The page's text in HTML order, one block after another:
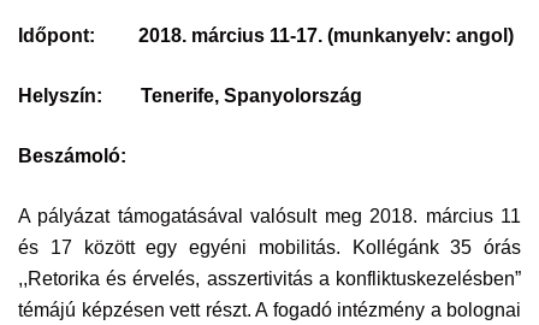
Időpont: 2018. március 11-17. (munkanyelv: angol)
Helyszín: Tenerife, Spanyolország
Beszámoló:
A pályázat támogatásával valósult meg 2018. március 11
és 17 között egy egyéni mobilitás. Kollégánk 35 órás
,,Retorika és érvelés, asszertivitás a konfliktuskezelésben”
témájú képzésen vett részt. A fogadó intézmény a bolognai